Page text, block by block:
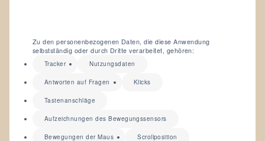
Zu den personenbezogenen Daten, die diese Anwendung
selbstständig oder durch Dritte verarbeitet, gehören:
Tracker Nutzungsdaten
Antworten auf Fragen Klicks
Tastenanschläge
Aufzeichnungen des Bewegungssensors
Bewegungen der Maus Scrollposition